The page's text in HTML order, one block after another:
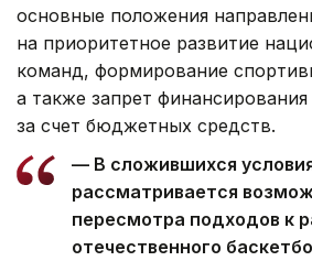
основные положения
на приоритетное развитие
команд, формирование
а также запрет финансирования
за счет бюджетных средств.
— В сложившихся
рассматривается
пересмотра подходов к
отечественного